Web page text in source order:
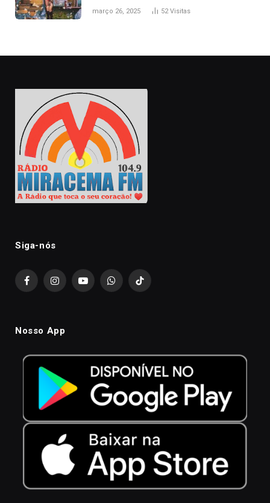
naturais’
março 26, 2025 52Visitas
Siga-nós
FacebookInstagramYouTubeWhatsAppTikTok
Nosso App